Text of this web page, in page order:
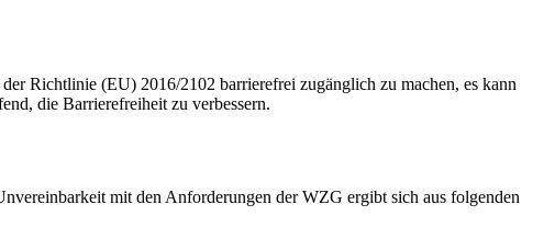
Richtlinie (EU) 2016/2102 barrierefrei zugänglich zu machen, es kann
die Barrierefreiheit zu verbessern.
mit den Anforderungen der WZG ergibt sich aus folgenden